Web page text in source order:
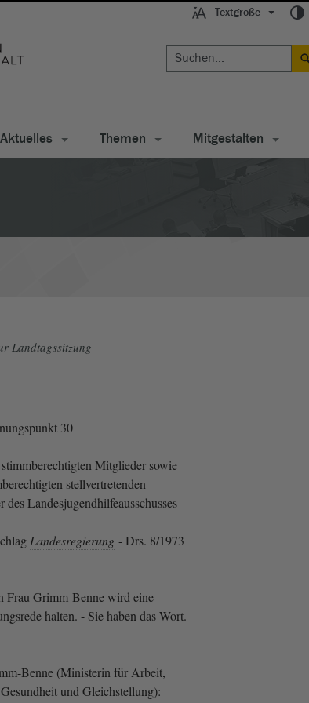
Textgröße
Aktuelles Themen Mitgestalten
Landtagssitzung
30
Mitglieder sowie
stellvertretenden
des Landesjugendhilfeausschusses
Landesregierung - Drs. 8/1973
Frau Grimm-Benne wird eine
halten. - Sie haben das Wort.
Benne (Ministerin für Arbeit,
und Gleichstellung):